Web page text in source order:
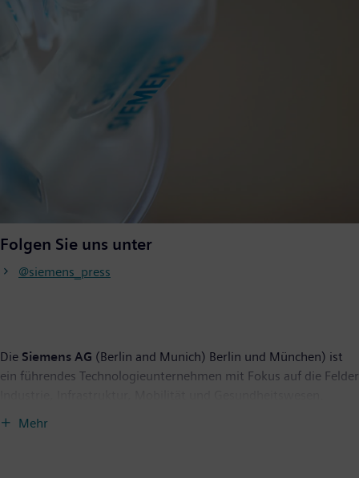
Folgen Sie uns unter
@siemens_press
Die Siemens AG (Berlin and Munich) Berlin und München) ist
ein führendes Technologieunternehmen mit Fokus auf die Felder
Mehr